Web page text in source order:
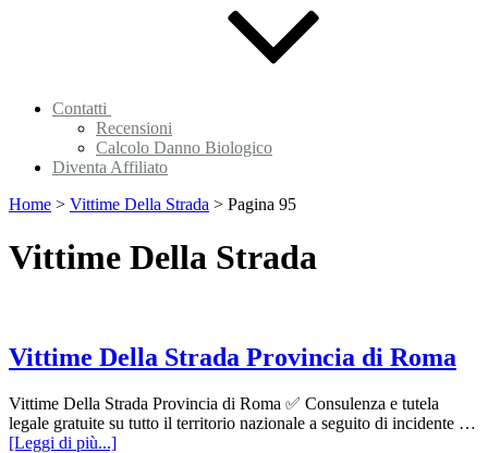
Contatti
Recensioni
Calcolo Danno Biologico
Diventa Affiliato
Home > Vittime Della Strada > Pagina 95
Vittime Della Strada
Vittime Della Strada Provincia di Roma
Vittime Della Strada Provincia di Roma ✅ Consulenza e tutela
legale gratuite su tutto il territorio nazionale a seguito di incidente …
[Leggi di più...]infoVittime